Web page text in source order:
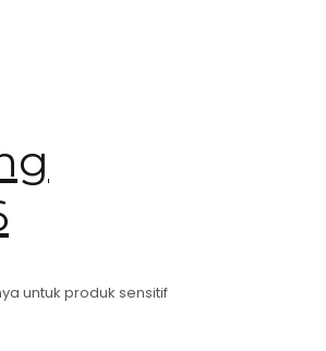
untuk produk sensitif